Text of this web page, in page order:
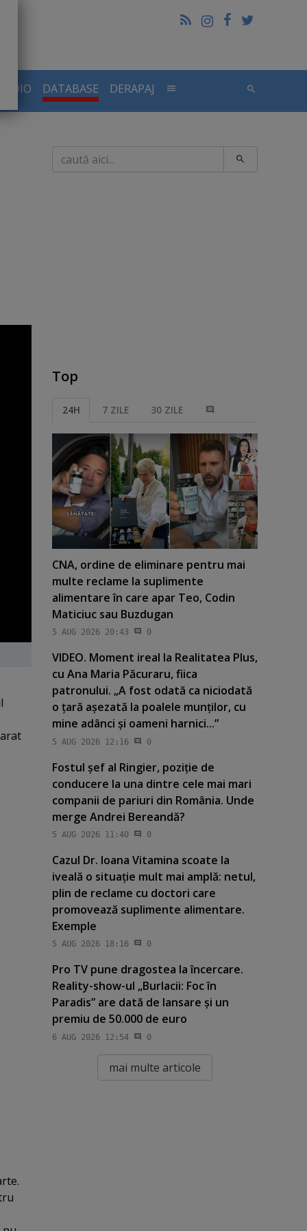
DATABASE DERAPAJ
Caută
Top
24H 7 ZILE 30 ZILE
CNA, ordine de eliminare pentru mai
multe reclame la suplimente
alimentare în care apar Teo, Codin
Maticiuc sau Buzdugan
5 AUG 2026 20:43 0
VIDEO. Moment ireal la Realitatea Plus,
cu Ana Maria Păcuraru, fiica
patronului. „A fost odată ca niciodată
o ţară aşezată la poalele munţilor, cu
mine adânci şi oameni harnici...”
5 AUG 2026 12:16 0
Fostul şef al Ringier, poziţie de
conducere la una dintre cele mai mari
companii de pariuri din România. Unde
merge Andrei Bereandă?
5 AUG 2026 11:40 0
Cazul Dr. Ioana Vitamina scoate la
iveală o situaţie mult mai amplă: netul,
plin de reclame cu doctori care
promovează suplimente alimentare.
Exemple
5 AUG 2026 18:16 0
Pro TV pune dragostea la încercare.
Reality-show-ul „Burlacii: Foc în
Paradis” are dată de lansare şi un
premiu de 50.000 de euro
6 AUG 2026 12:54 0
mai multe articole